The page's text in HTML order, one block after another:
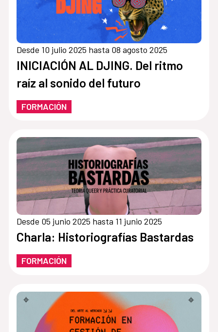
Desde 10 julio 2025 hasta 08 agosto 2025
INICIACIÓN AL DJING. Del ritmo
raíz al sonido del futuro
FORMACIÓN
Desde 05 junio 2025 hasta 11 junio 2025
Charla: Historiografías Bastardas
FORMACIÓN